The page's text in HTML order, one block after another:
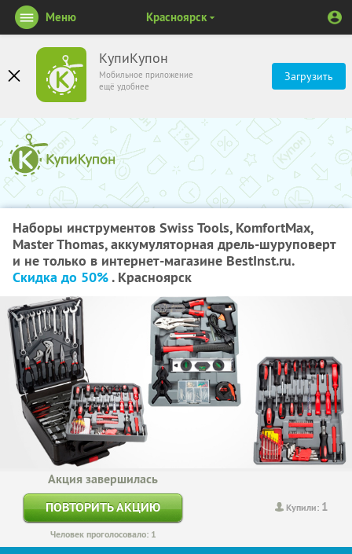
КупиКупон
Мобильное приложение
ещё удобнее
Загрузить
Меню Красноярск
Наборы инструментов Swiss Tools, KomfortMax,
Master Thomas, аккумуляторная дрель-шуруповерт
и не только в интернет-магазине BestInst.ru.
Скидка до 50%. Красноярск
Купили: 1
Акция завершилась
ПОВТОРИТЬ АКЦИЮ
Человек проголосовало: 1